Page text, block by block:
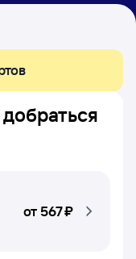
добраться
от 567 ⁠₽